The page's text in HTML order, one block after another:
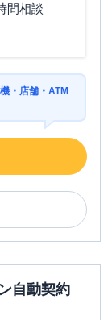
１－７７－４
間相談
・店舗・ATM
自動契約